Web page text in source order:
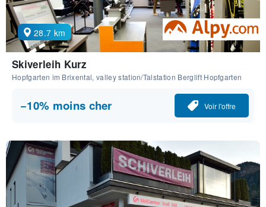
28.7 km
Skiverleih Kurz
Hopfgarten im Brixental, valley station/Talstation Berglift Hopfgarten
−10% moins cher Voir l'offre